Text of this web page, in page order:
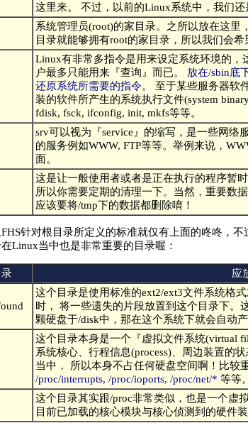
这里来。 不过，以前的Linux系统中，我们还
系统管理员(root)的家目录。之所以放在这
目录就能够拥有root的家目录，所以我们会
Linux有非常多指令是用来设定系统环境的，
户最多只能用来『查询』而已。 放在/sbin底
还原系统所需要的指令。
至于某些服务器软
装的软件所产生的系统执行文件(system
fdisk, fsck, ifconfig, init, mkfs等等。
srv可以视为『service』的缩写，是一些网络
的服务例如WWW, FTP等等。举例来说，
面。
这是让一般使用者或者是正在执行的程序暂
所以你需要定期的清理一下。当然，重要数
应该要将/tmp下的数据都删除唷！
针对根目录所定义的标准就仅有上面的咚咚，
Linux当中也是非常重要的目录喔：
录 应
这个目录是使用标准的ext2/ext3文件系统格
时， 将一些遗失的片段放置到这个目录下。
颗硬盘于/disk中，那在这个系统下就会自动
这个目录本身是一个『虚拟文件系统(virtual
系统核心、行程信息(process)、周边装置的
当中， 所以本身不占任何硬盘空间啊！比较
/proc/interrupts, /proc/ioports, /proc/net/* 等等。
这个目录其实跟/proc非常类似，也是一个虚
目前已加载的核心模块与核心侦测到的硬件